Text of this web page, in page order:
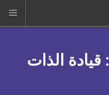
: قيادة الذات